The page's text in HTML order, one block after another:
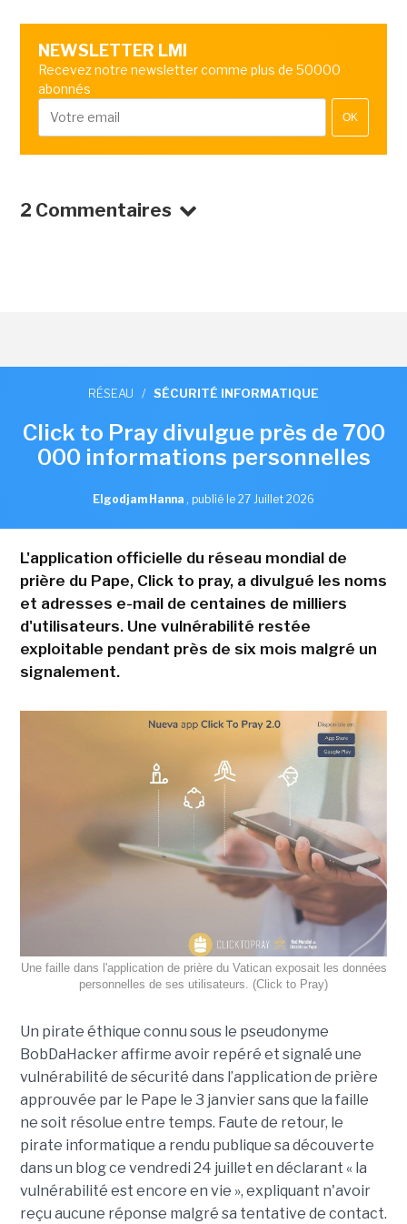
NEWSLETTER LMI
Recevez notre newsletter comme plus de 50000
abonnés
OK
2 Commentaires
RÉSEAU / SÉCURITÉ INFORMATIQUE
Click to Pray divulgue près de 700
000 informations personnelles
Elgodjam Hanna , publié le 27 Juillet 2026
L'application officielle du réseau mondial de
prière du Pape, Click to pray, a divulgué les noms
et adresses e-mail de centaines de milliers
d'utilisateurs. Une vulnérabilité restée
exploitable pendant près de six mois malgré un
signalement.
Une faille dans l'application de prière du Vatican exposait les données
personnelles de ses utilisateurs. (Click to Pray)
Un pirate éthique connu sous le pseudonyme
BobDaHacker affirme avoir repéré et signalé une
vulnérabilité de sécurité dans l’application de prière
approuvée par le Pape le 3 janvier sans que la faille
ne soit résolue entre temps. Faute de retour, le
pirate informatique a rendu publique sa découverte
dans un blog ce vendredi 24 juillet en déclarant « la
vulnérabilité est encore en vie », expliquant n'avoir
reçu aucune réponse malgré sa tentative de contact.